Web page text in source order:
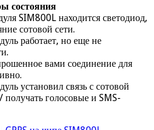
состояния
SIM800L находится светодиод,
сотовой сети.
работает, но еще не
вами соединение для
установил связь с сотовой
голосовые и SMS-